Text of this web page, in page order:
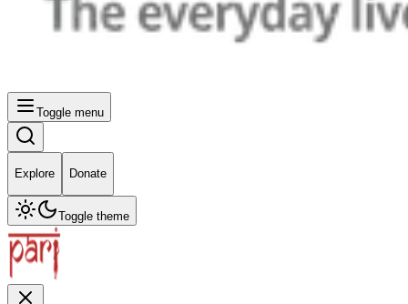
Toggle menu
Explore Donate
Toggle theme